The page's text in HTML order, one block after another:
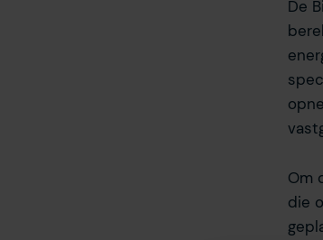
De
Om
die